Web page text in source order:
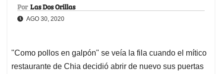
Por Las Dos Orillas
AGO 30, 2020
"Como pollos en galpón" se veía la fila cuando el mítico
restaurante de Chia decidió abrir de nuevo sus puertas